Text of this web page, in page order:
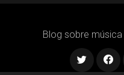
Blog sobre música